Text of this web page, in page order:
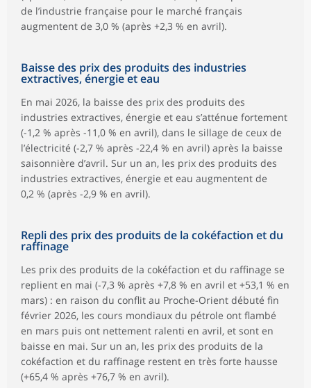
de l’industrie française pour le marché français
augmentent de 3,0 % (après +2,3 % en avril).
Baisse des prix des produits des industries
extractives, énergie et eau
En mai 2026, la baisse des prix des produits des
industries extractives, énergie et eau s’atténue fortement
(-1,2 % après -11,0 % en avril), dans le sillage de ceux de
l’électricité (-2,7 % après -22,4 % en avril) après la baisse
saisonnière d’avril. Sur un an, les prix des produits des
industries extractives, énergie et eau augmentent de
0,2 % (après -2,9 % en avril).
Repli des prix des produits de la cokéfaction et du
raffinage
Les prix des produits de la cokéfaction et du raffinage se
replient en mai (-7,3 % après +7,8 % en avril et +53,1 % en
mars) : en raison du conflit au Proche-Orient débuté fin
février 2026, les cours mondiaux du pétrole ont flambé
en mars puis ont nettement ralenti en avril, et sont en
baisse en mai. Sur un an, les prix des produits de la
cokéfaction et du raffinage restent en très forte hausse
(+65,4 % après +76,7 % en avril).